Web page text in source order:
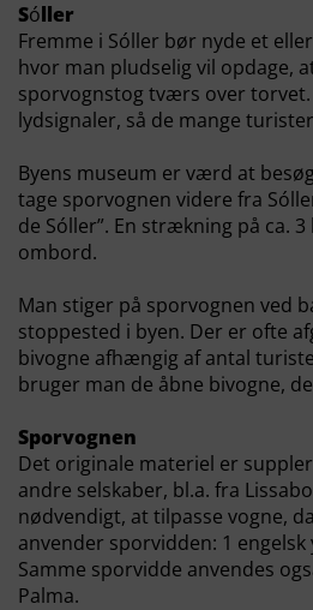
Sóller
Fremme i Sóller bør nyde et
hvor man pludselig vil opdage,
sporvognstog tværs over
lydsignaler, så de mange
Byens museum er værd at
tage sporvognen videre fra
de Sóller”. En strækning på ca.
ombord.
Man stiger på sporvognen ved
stoppested i byen. Der er ofte
bivogne afhængig af antal
bruger man de åbne bivogne,
Sporvognen
Det originale materiel er
andre selskaber, bl.a. fra
nødvendigt, at tilpasse vogne,
anvender sporvidden: 1 engelsk
Samme sporvidde anvendes
Palma.